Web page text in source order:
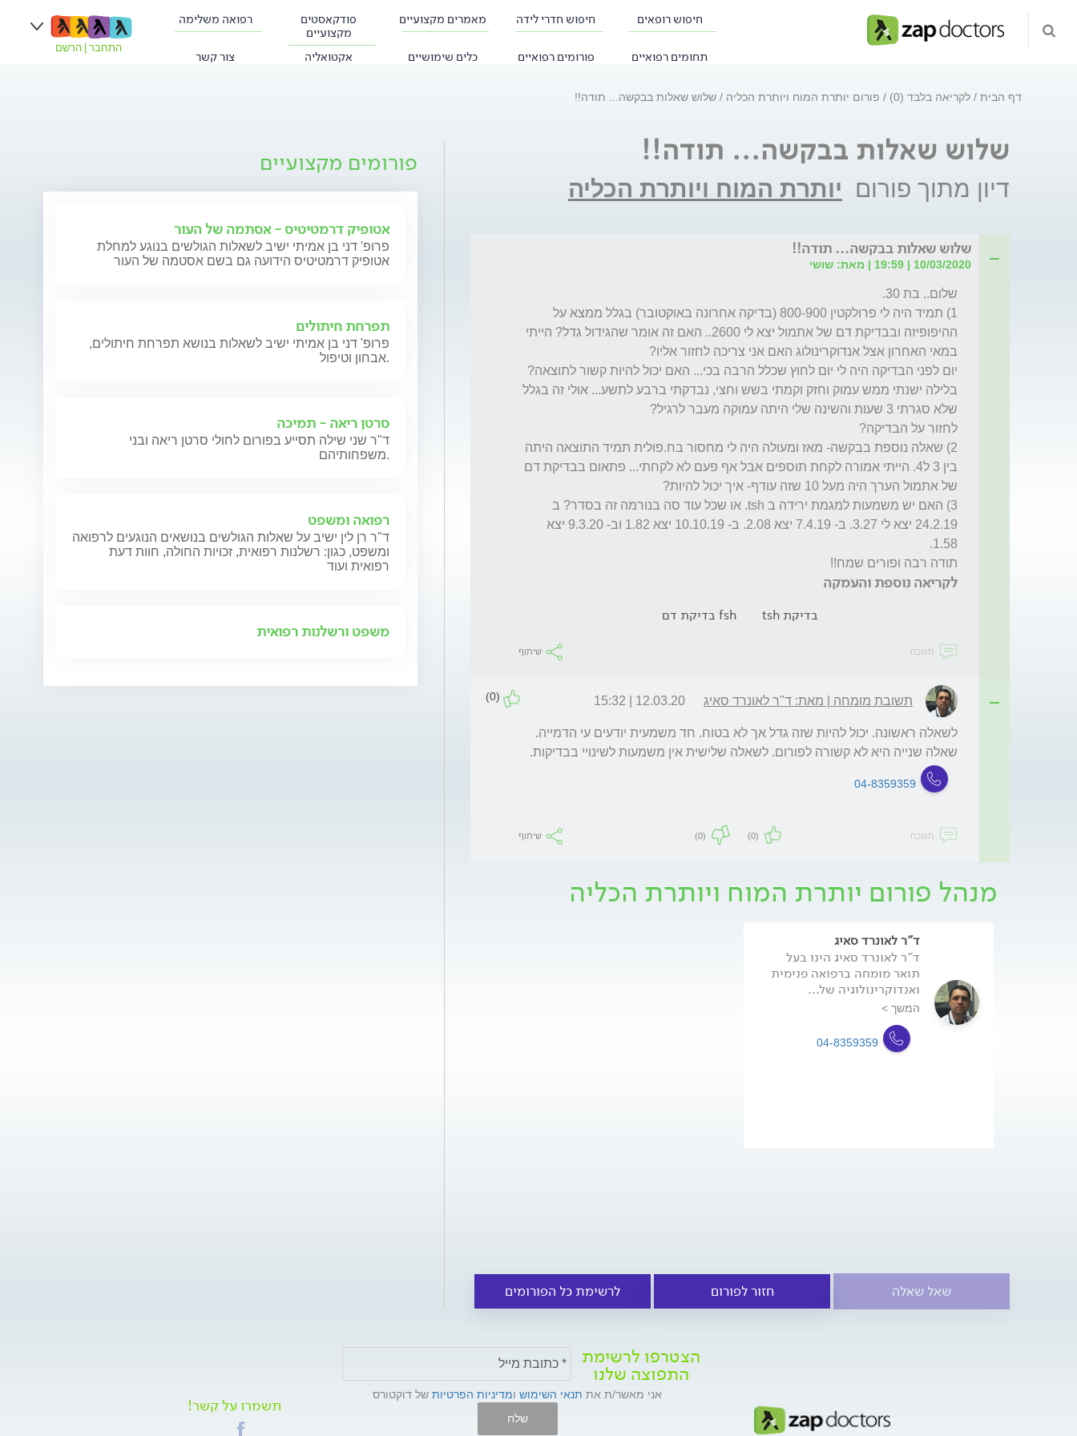
חיפוש רופאים חיפוש חדרי לידה מאמרים מקצועיים
פודקאסטים
מקצועיים
רפואה משלימה
תחומים רפואיים פורומים רפואיים כלים שימושיים אקטואליה צור קשר
התחבר הרשם
דף הבית לקריאה בלבד (0) פורום יותרת המוח ויותרת הכליה שלוש שאלות בבקשה... תודה!!
שלוש שאלות בבקשה... תודה!!
דיון מתוך פורום יותרת המוח ויותרת הכליה
שלוש שאלות בבקשה... תודה!!
10/03/2020 | 19:59 | מאת: שושי
תודה רבה ופורים שמח!!
לקריאה נוספת והעמקה
בדיקת tsh fsh בדיקת דם
תגובה שיתוף
תשובת מומחה | מאת: ד"ר לאונרד סאיג 12.03.20 | 15:32
(0)
שאלה שנייה היא לא קשורה לפורום. לשאלה שלישית אין משמעות לשינויי בבדיקות.
04-8359359
תגובה (0)
(0) שיתוף
מנהל פורום יותרת המוח ויותרת הכליה
ד"ר לאונרד סאיג
ד"ר לאונרד סאיג הינו בעל
תואר מומחה ברפואה פנימית
ואנדוקרינולוגיה של...
המשך >
04-8359359
שאל שאלה חזור לפורום לרשימת כל הפורומים
פורומים מקצועיים
אטופיק דרמטיטיס - אסתמה של העור
פרופ' דני בן אמיתי ישיב לשאלות הגולשים בנוגע למחלת
אטופיק דרמטיטיס הידועה גם בשם אסטמה של העור
תפרחת חיתולים
פרופ' דני בן אמיתי ישיב לשאלות בנושא תפרחת חיתולים,
אבחון וטיפול.
סרטן ריאה - תמיכה
ד"ר שני שילה תסייע בפורום לחולי סרטן ריאה ובני
משפחותיהם.
רפואה ומשפט
ד"ר רן לין ישיב על שאלות הגולשים בנושאים הנוגעים לרפואה
ומשפט, כגון: רשלנות רפואית, זכויות החולה, חוות דעת
רפואית ועוד
משפט ורשלנות רפואית
הצטרפו לרשימת
התפוצה שלנו
אני מאשר/ת את תנאי השימוש ומדיניות הפרטיות של דוקטורס
שלח
תשמרו על קשר!